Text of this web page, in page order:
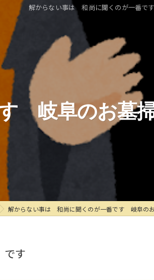
解からない事は 和尚に聞くのが一番で
岐阜のお墓
解からない事は 和尚に聞くのが一番です 岐阜の
です